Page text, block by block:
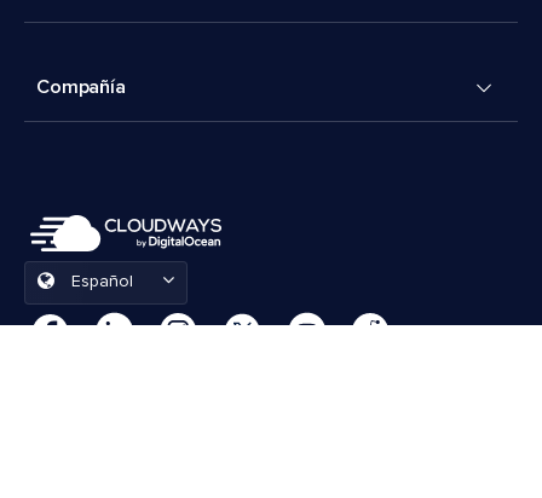
Compañía
Español